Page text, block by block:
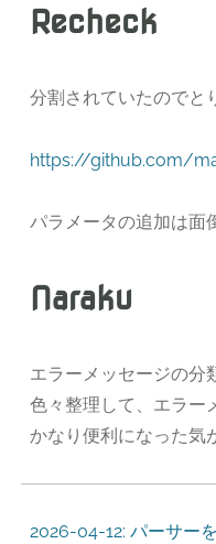
Recheck
分割されていたのでと
https://github.com/
パラメータの追加は面
Naraku
エラーメッセージの分
色々整理して、エラー
かなり便利になった気
2026-04-12: パーサー